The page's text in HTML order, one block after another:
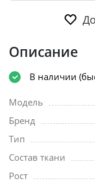
Описание
В наличии
Модель
Бренд
Тип
Состав ткани
Рост